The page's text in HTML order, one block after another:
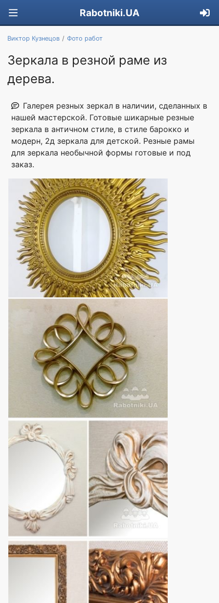
Rabotniki.UA
Виктор Кузнецов Фото работ
Зеркала в резной раме из
дерева.
Галерея резных зеркал в наличии, сделанных в
нашей мастерской. Готовые шикарные резные
зеркала в античном стиле, в стиле барокко и
модерн, 2д зеркала для детской. Резные рамы
для зеркала необычной формы готовые и под
заказ.